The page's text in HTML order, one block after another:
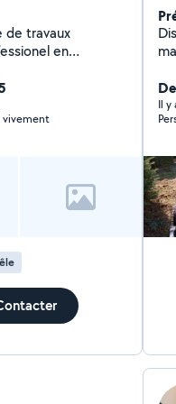
de travaux
en
vivement
Il y